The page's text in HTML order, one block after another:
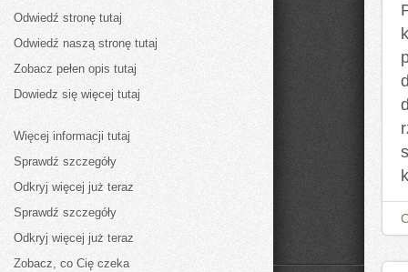
Odwiedź stronę tutaj
Odwiedź naszą stronę tutaj
Zobacz pełen opis tutaj
Dowiedz się więcej tutaj
Więcej informacji tutaj
Sprawdź szczegóły
Odkryj więcej już teraz
Sprawdź szczegóły
Odkryj więcej już teraz
Zobacz, co Cię czeka